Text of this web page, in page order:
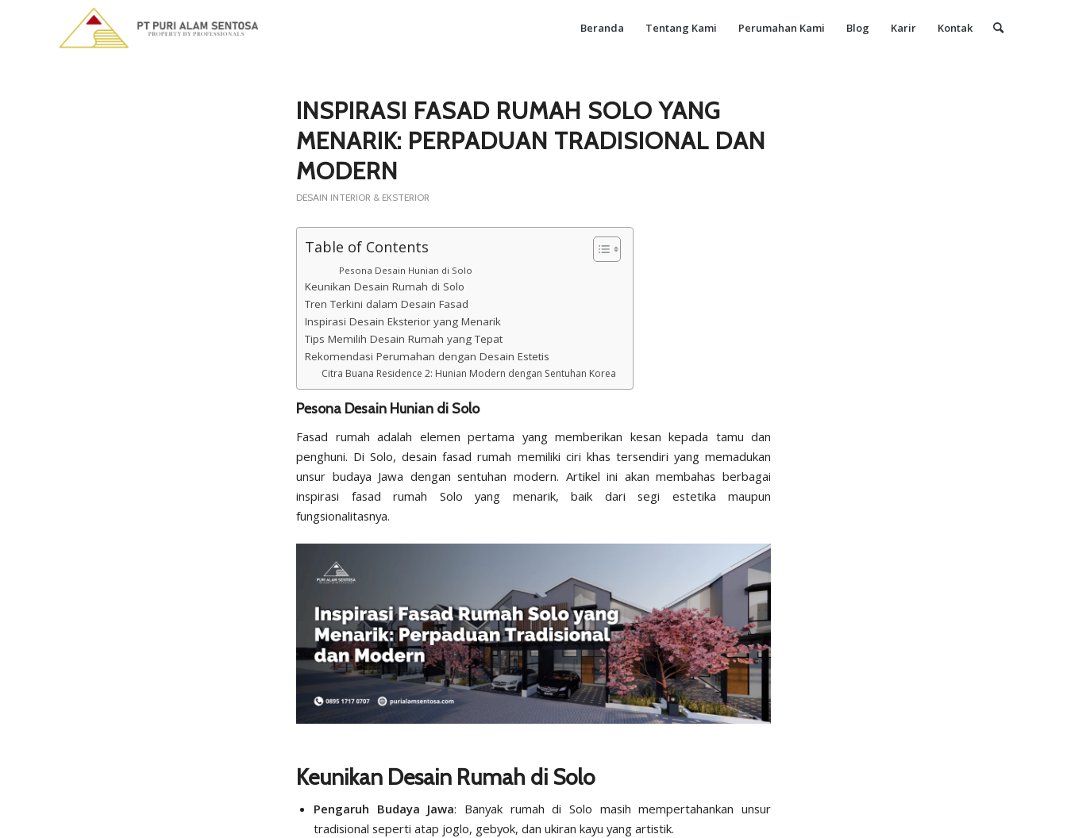
Beranda Tentang Kami Perumahan Kami Blog Karir Kontak
INSPIRASI FASAD RUMAH SOLO YANG
MENARIK: PERPADUAN TRADISIONAL DAN
MODERN
DESAIN INTERIOR & EKSTERIOR
Table of Contents
Pesona Desain Hunian di Solo
Keunikan Desain Rumah di Solo
Tren Terkini dalam Desain Fasad
Inspirasi Desain Eksterior yang Menarik
Tips Memilih Desain Rumah yang Tepat
Rekomendasi Perumahan dengan Desain Estetis
Citra Buana Residence 2: Hunian Modern dengan Sentuhan Korea
Pesona Desain Hunian di Solo
Fasad rumah adalah elemen pertama yang memberikan kesan kepada tamu dan
penghuni. Di Solo, desain fasad rumah memiliki ciri khas tersendiri yang memadukan
unsur budaya Jawa dengan sentuhan modern. Artikel ini akan membahas berbagai
inspirasi fasad rumah Solo yang menarik, baik dari segi estetika maupun
fungsionalitasnya.
Keunikan Desain Rumah di Solo
Pengaruh Budaya Jawa: Banyak rumah di Solo masih mempertahankan unsur
tradisional seperti atap joglo, gebyok, dan ukiran kayu yang artistik.